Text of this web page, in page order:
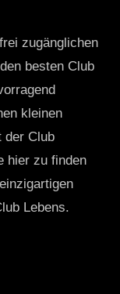
zugänglichen
besten Club
kleinen
der Club
hier zu finden
Lebens.